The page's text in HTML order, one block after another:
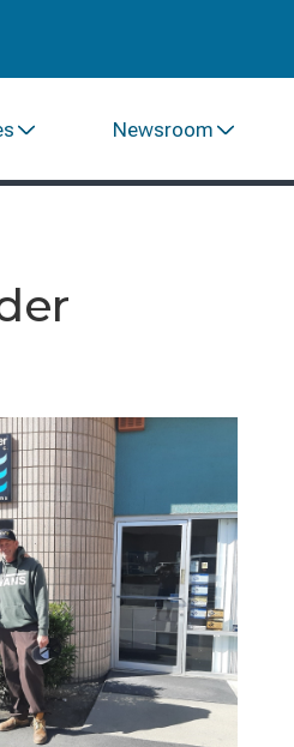
Newsroom